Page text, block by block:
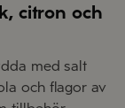
citron och
med salt
och flagor av